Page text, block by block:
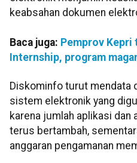
keabsahan dokumen
Baca juga: Pemprov Kepri
Internship, program
Diskominfo turut mendata
sistem elektronik yang
karena jumlah aplikasi
terus bertambah,
anggaran pengamanan